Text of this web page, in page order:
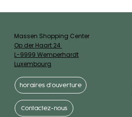
Massen Shopping Center
Op der Haart 24
L-9999 Wemperhardt
Luxembourg
horaires d’ouverture
Contactez-nous